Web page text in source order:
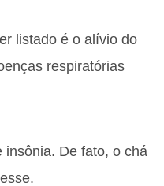
listado é o alívio do
respiratórias
insônia. De fato, o chá